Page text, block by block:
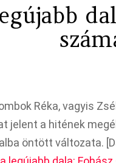
Réka, vagyis
jelent a hitének
öntött változata.